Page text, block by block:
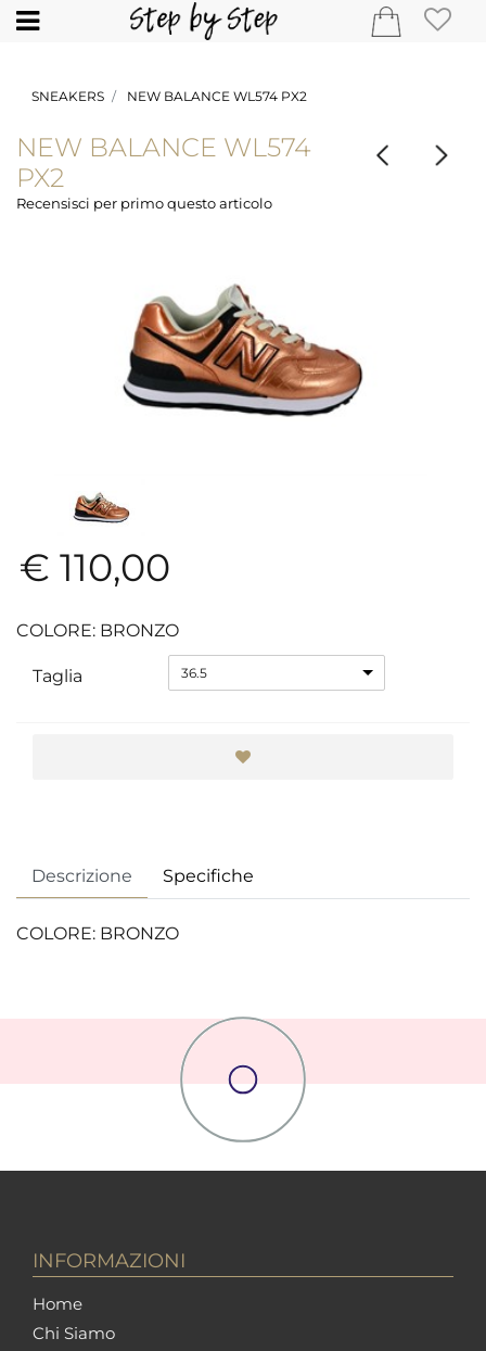
Open
SNEAKERS NEW BALANCE WL574 PX2
NEW BALANCE WL574
PX2
Recensisci per primo questo articolo
€ 110,00
COLORE: BRONZO
Taglia 36.5
Descrizione Specifiche
COLORE: BRONZO
INFORMAZIONI
Home
Chi Siamo